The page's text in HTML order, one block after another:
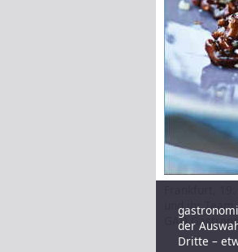
und ihr
GAD
der
Dritte –